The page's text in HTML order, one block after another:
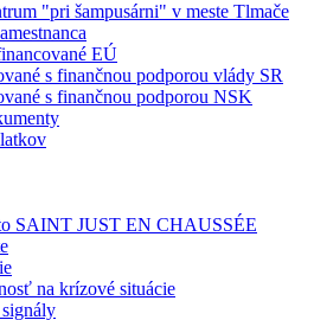
"pri šampusárni" v meste Tlmače
EÚ
s finančnou podporou vlády SR
s finančnou podporou NSK
SAINT JUST EN CHAUSSÉE
na krízové situácie